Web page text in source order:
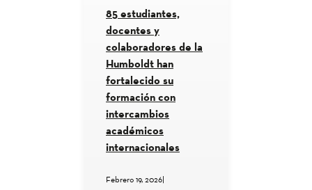
85 estudiantes,
docentes y
colaboradores de la
Humboldt han
fortalecido su
formación con
intercambios
académicos
internacionales
Febrero 19, 2026